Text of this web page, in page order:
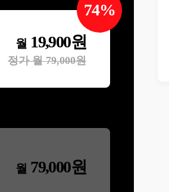
월 19,900원
정가 월79,000원
74%
월 79,000원